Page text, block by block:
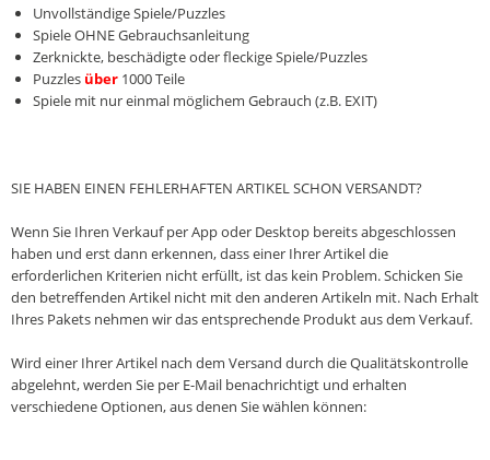
Unvollständige Spiele/Puzzles
Spiele OHNE Gebrauchsanleitung
Zerknickte, beschädigte oder fleckige Spiele/Puzzles
Puzzles über 1000 Teile
Spiele mit nur einmal möglichem Gebrauch (z.B. EXIT)
SIE HABEN EINEN FEHLERHAFTEN ARTIKEL SCHON VERSANDT?
Wenn Sie Ihren Verkauf per App oder Desktop bereits abgeschlossen
haben und erst dann erkennen, dass einer Ihrer Artikel die
erforderlichen Kriterien nicht erfüllt, ist das kein Problem. Schicken Sie
den betreffenden Artikel nicht mit den anderen Artikeln mit. Nach Erhalt
Ihres Pakets nehmen wir das entsprechende Produkt aus dem Verkauf.
Wird einer Ihrer Artikel nach dem Versand durch die Qualitätskontrolle
abgelehnt, werden Sie per E-Mail benachrichtigt und erhalten
verschiedene Optionen, aus denen Sie wählen können: